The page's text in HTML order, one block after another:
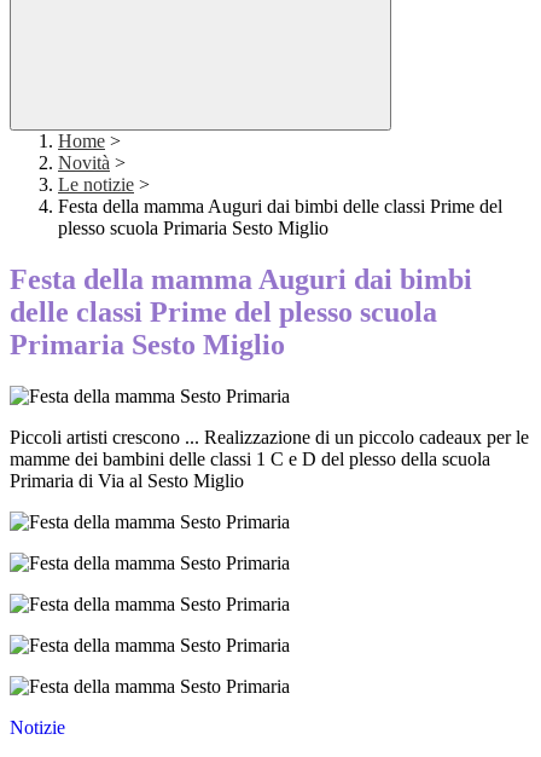
Home >
Novità >
Le notizie >
Festa della mamma Auguri dai bimbi delle classi Prime del
plesso scuola Primaria Sesto Miglio
Festa della mamma Auguri dai bimbi
delle classi Prime del plesso scuola
Primaria Sesto Miglio
Piccoli artisti crescono ... Realizzazione di un piccolo cadeaux per le
mamme dei bambini delle classi 1 C e D del plesso della scuola
Primaria di Via al Sesto Miglio
Notizie